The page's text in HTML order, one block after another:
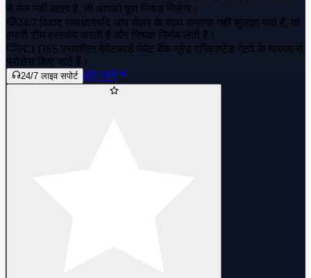
से मेल नहीं खाता है, तो आपको पूरा रिफंड मिलेगा।
24/7 विवाद समाधानयदि आप सेलर के साथ समस्या नहीं सुलझा पाते हैं, तो
हमारी टीम हस्तक्षेप करती है और निष्पक्ष निर्णय लेती है।
PCI DSS प्रमाणित पेमेंटकार्ड पेमेंट बैंक-ग्रेड एन्क्रिप्टेड गेटवे के माध्यम से
प्रोसेस किए जाते हैं।
24/7 लाइव सपोर्ट और जानें